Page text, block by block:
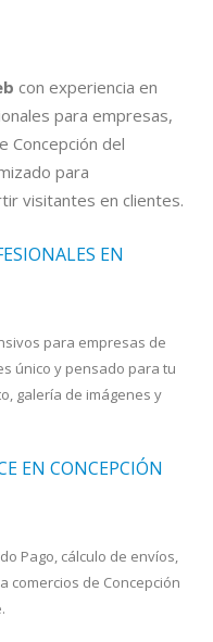
con experiencia en
para empresas,
Concepción del
para
visitantes en clientes.
EN
para empresas de
único y pensado para tu
galería de imágenes y
EN CONCEPCIÓN
Pago, cálculo de envíos,
comercios de Concepción